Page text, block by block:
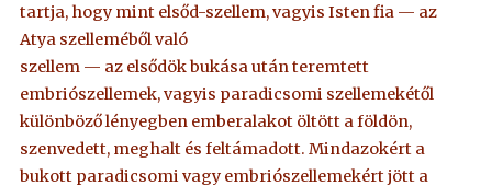
tartja, hogy mint elsőd-szellem, vagyis Isten fia — az
Atya szelleméből való
szellem — az elsődök bukása után teremtett
embriószellemek, vagyis paradicsomi szellemekétől
különböző lényegben emberalakot öltött a földön,
szenvedett, meghalt és feltámadott. Mindazokért a
bukott paradicsomi vagy embriószellemekért jött a